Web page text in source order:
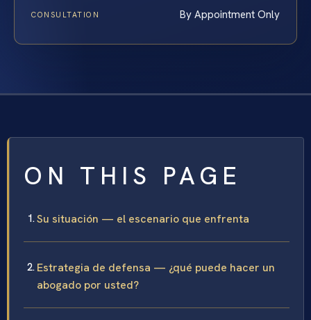
CONSULTATION By Appointment Only
ON THIS PAGE
Su situación — el escenario que enfrenta
Estrategia de defensa — ¿qué puede hacer un
abogado por usted?